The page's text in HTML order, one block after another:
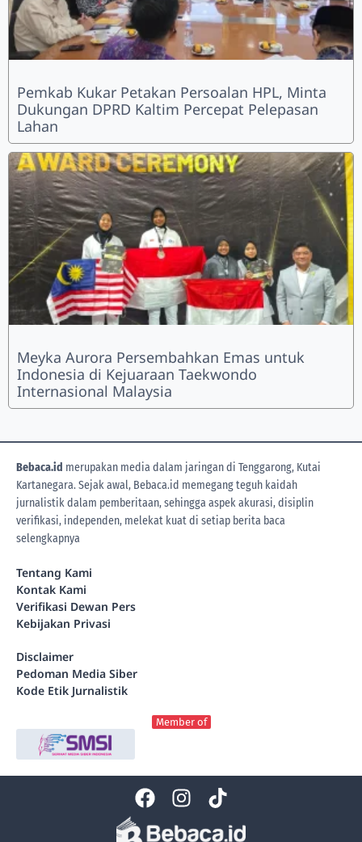
Pemkab Kukar Petakan Persoalan HPL, Minta
Dukungan DPRD Kaltim Percepat Pelepasan
Lahan
Meyka Aurora Persembahkan Emas untuk
Indonesia di Kejuaraan Taekwondo
Internasional Malaysia
Bebaca.id merupakan media dalam jaringan di Tenggarong, Kutai
Kartanegara. Sejak awal, Bebaca.id memegang teguh kaidah
jurnalistik dalam pemberitaan, sehingga aspek akurasi, disiplin
verifikasi, independen, melekat kuat di setiap berita baca
selengkapnya
Tentang Kami
Kontak Kami
Verifikasi Dewan Pers
Kebijakan Privasi
Disclaimer
Pedoman Media Siber
Kode Etik Jurnalistik
Member of